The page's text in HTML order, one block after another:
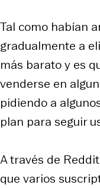
Tal como habían
gradualmente a
más barato y es
venderse en
pidiendo a
plan para seguir
A través de
que varios